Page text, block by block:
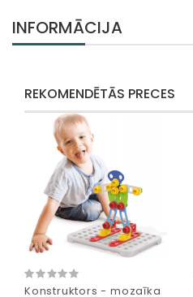
INFORMĀCIJA
REKOMENDĒTĀS PRECES
Konstruktors - mozaīka